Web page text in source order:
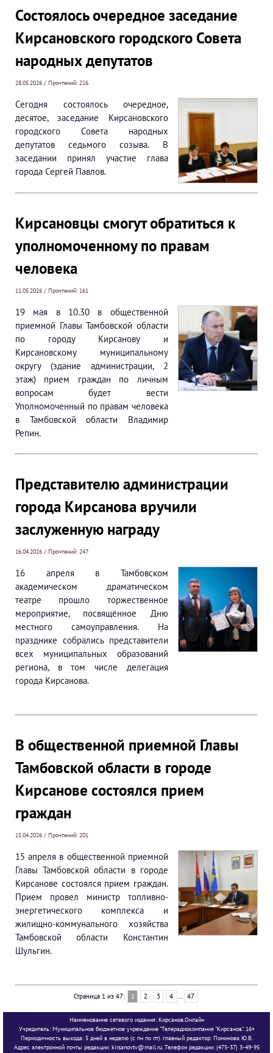
Состоялось очередное заседание
Кирсановского городского Совета
народных депутатов
28.05.2026 / Прочтений: 216
Сегодня состоялось очередное,
десятое, заседание Кирсановского
городского Совета народных
депутатов седьмого созыва. В
заседании принял участие глава
города Сергей Павлов.
Кирсановцы смогут обратиться к
уполномоченному по правам
человека
11.05.2026 / Прочтений: 161
19 мая в 10.30 в общественной
приемной Главы Тамбовской области
по городу Кирсанову и
Кирсановскому муниципальному
округу (здание администрации, 2
этаж) прием граждан по личным
вопросам будет вести
Уполномоченный по правам человека
в Тамбовской области Владимир
Репин.
Представителю администрации
города Кирсанова вручили
заслуженную награду
16.04.2026 / Прочтений: 247
16 апреля в Тамбовском
академическом драматическом
театре прошло торжественное
мероприятие, посвящённое Дню
местного самоуправления. На
празднике собрались представители
всех муниципальных образований
региона, в том числе делегация
города Кирсанова.
В общественной приемной Главы
Тамбовской области в городе
Кирсанове состоялся прием
граждан
15.04.2026 / Прочтений: 201
15 апреля в общественной приемной
Главы Тамбовской области в городе
Кирсанове состоялся прием граждан.
Прием провел министр топливно-
энергетического комплекса и
жилищно-коммунального хозяйства
Тамбовской области Константин
Шульгин.
Страница 1 из 47: 1 2 3 4 ... 47
Наименование сетевого издания: Кирсанов.Онлайн
Учредитель: Муниципальное бюджетное учреждение "Телерадиокомпания "Кирсанов". 16+
Периодичность выхода: 5 дней в неделю (с пн по пт). главный редактор: Поминова Ю.В.
Адрес электронной почты редакции: kirsanovtv@mail.ru. Телефон редакции: (475-37) 3-49-95